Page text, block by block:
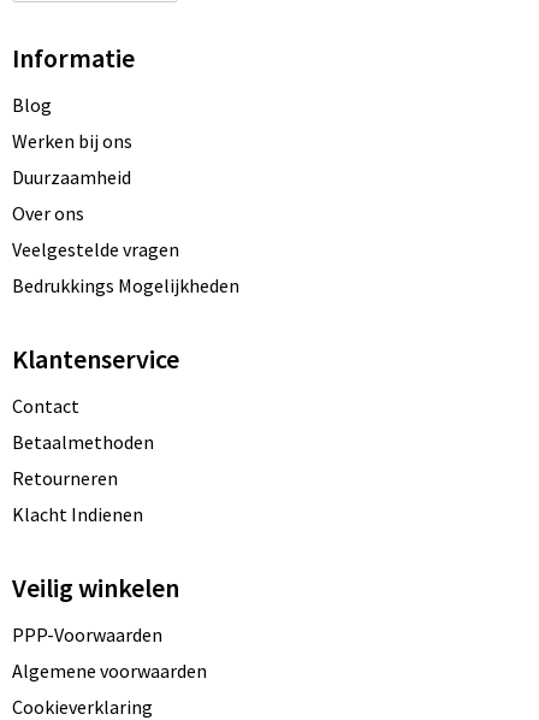
Informatie
Blog
Werken bij ons
Duurzaamheid
Over ons
Veelgestelde vragen
Bedrukkings Mogelijkheden
Klantenservice
Contact
Betaalmethoden
Retourneren
Klacht Indienen
Veilig winkelen
PPP-Voorwaarden
Algemene voorwaarden
Cookieverklaring